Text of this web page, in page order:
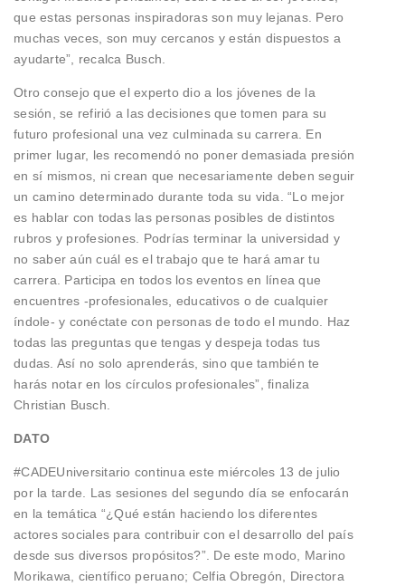
que estas personas inspiradoras son muy lejanas. Pero
muchas veces, son muy cercanos y están dispuestos a
ayudarte”, recalca Busch.
Otro consejo que el experto dio a los jóvenes de la
sesión, se refirió a las decisiones que tomen para su
futuro profesional una vez culminada su carrera. En
primer lugar, les recomendó no poner demasiada presión
en sí mismos, ni crean que necesariamente deben seguir
un camino determinado durante toda su vida. “Lo mejor
es hablar con todas las personas posibles de distintos
rubros y profesiones. Podrías terminar la universidad y
no saber aún cuál es el trabajo que te hará amar tu
carrera. Participa en todos los eventos en línea que
encuentres -profesionales, educativos o de cualquier
índole- y conéctate con personas de todo el mundo. Haz
todas las preguntas que tengas y despeja todas tus
dudas. Así no solo aprenderás, sino que también te
harás notar en los círculos profesionales”, finaliza
Christian Busch.
DATO
#CADEUniversitario continua este miércoles 13 de julio
por la tarde. Las sesiones del segundo día se enfocarán
en la temática “¿Qué están haciendo los diferentes
actores sociales para contribuir con el desarrollo del país
desde sus diversos propósitos?”. De este modo, Marino
Morikawa, científico peruano; Celfia Obregón, Directora